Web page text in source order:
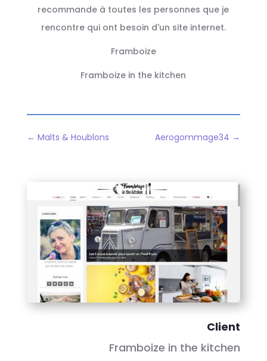
recommande à toutes les personnes que je
rencontre qui ont besoin d'un site internet.
Framboize
Framboize in the kitchen
← Malts & Houblons Aerogommage34 →
Client
Framboize in the kitchen